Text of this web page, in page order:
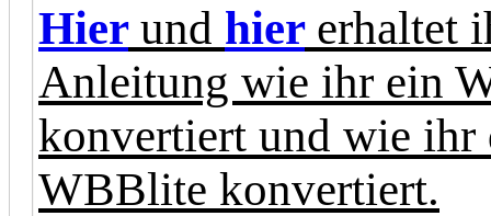
Hier und hier erhaltet
Anleitung wie ihr ein
konvertiert und wie ihr
WBBlite konvertiert.